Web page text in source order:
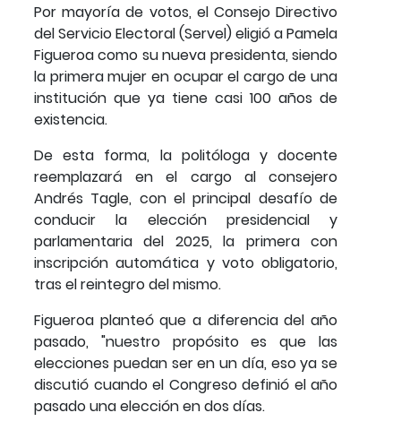
Por mayoría de votos, el Consejo Directivo
del Servicio Electoral (Servel) eligió a Pamela
Figueroa como su nueva presidenta, siendo
la primera mujer en ocupar el cargo de una
institución que ya tiene casi 100 años de
existencia.
De esta forma, la politóloga y docente
reemplazará en el cargo al consejero
Andrés Tagle, con el principal desafío de
conducir la elección presidencial y
parlamentaria del 2025, la primera con
inscripción automática y voto obligatorio,
tras el reintegro del mismo.
Figueroa planteó que a diferencia del año
pasado, "nuestro propósito es que las
elecciones puedan ser en un día, eso ya se
discutió cuando el Congreso definió el año
pasado una elección en dos días.